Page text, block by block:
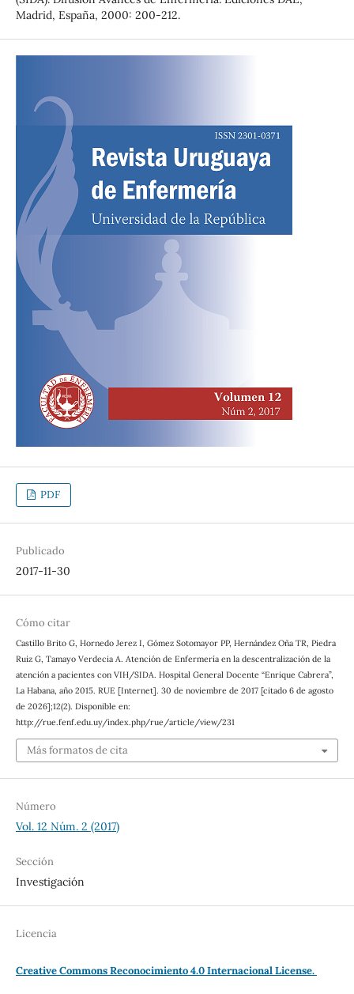
Madrid, España, 2000: 200-212.
PDF
Publicado
2017-11-30
Cómo citar
Castillo Brito G, Hornedo Jerez I, Gómez Sotomayor PP, Hernández Oña TR, Piedra
Ruiz G, Tamayo Verdecia A. Atención de Enfermería en la descentralización de la
atención a pacientes con VIH/SIDA. Hospital General Docente “Enrique Cabrera”,
La Habana, año 2015. RUE [Internet]. 30 de noviembre de 2017 [citado 6 de agosto
de 2026];12(2). Disponible en:
http://rue.fenf.edu.uy/index.php/rue/article/view/231
Más formatos de cita
Número
Vol. 12 Núm. 2 (2017)
Sección
Investigación
Licencia
Creative Commons Reconocimiento 4.0 Internacional License.